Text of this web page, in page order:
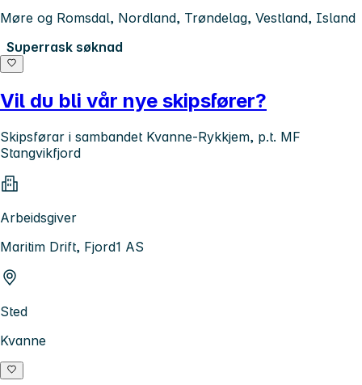
Møre og Romsdal, Nordland, Trøndelag, Vestland, Island
Superrask søknad
Vil du bli vår nye skipsfører?
Skipsførar i sambandet Kvanne-Rykkjem, p.t. MF
Stangvikfjord
Arbeidsgiver
Maritim Drift, Fjord1 AS
Sted
Kvanne